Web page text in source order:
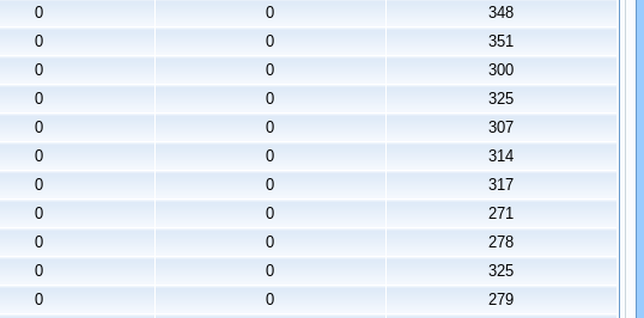
0 0
348
0 0
351
0 0
300
0 0
325
0 0
307
0 0
314
0 0
317
0 0
271
0 0
278
0 0
325
0 0
279